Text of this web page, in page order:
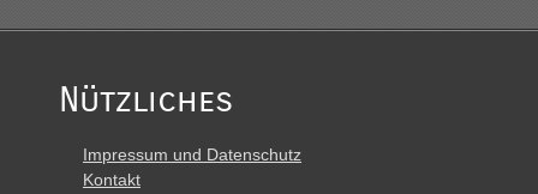
Nützliches
Impressum und Datenschutz
Kontakt